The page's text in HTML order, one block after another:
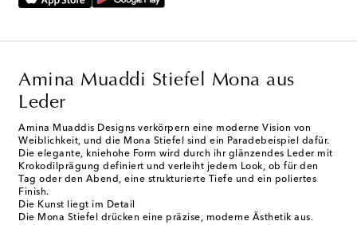
Amina Muaddi Stiefel Mona aus
Leder
Amina Muaddis Designs verkörpern eine moderne Vision von
Weiblichkeit, und die Mona Stiefel sind ein Paradebeispiel dafür.
Die elegante, kniehohe Form wird durch ihr glänzendes Leder mit
Krokodilprägung definiert und verleiht jedem Look, ob für den
Tag oder den Abend, eine strukturierte Tiefe und ein poliertes
Finish.
Die Kunst liegt im Detail
Die Mona Stiefel drücken eine präzise, moderne Ästhetik aus.